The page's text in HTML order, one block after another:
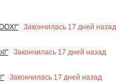
Закончилась 17 дней назад
Закончилась 17 дней назад
Закончилась 17 дней назад